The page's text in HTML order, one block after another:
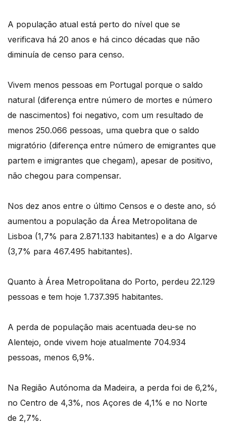
A população atual está perto do nível que se
verificava há 20 anos e há cinco décadas que não
diminuía de censo para censo.
Vivem menos pessoas em Portugal porque o saldo
natural (diferença entre número de mortes e número
de nascimentos) foi negativo, com um resultado de
menos 250.066 pessoas, uma quebra que o saldo
migratório (diferença entre número de emigrantes que
partem e imigrantes que chegam), apesar de positivo,
não chegou para compensar.
Nos dez anos entre o último Censos e o deste ano, só
aumentou a população da Área Metropolitana de
Lisboa (1,7% para 2.871.133 habitantes) e a do Algarve
(3,7% para 467.495 habitantes).
Quanto à Área Metropolitana do Porto, perdeu 22.129
pessoas e tem hoje 1.737.395 habitantes.
A perda de população mais acentuada deu-se no
Alentejo, onde vivem hoje atualmente 704.934
pessoas, menos 6,9%.
Na Região Autónoma da Madeira, a perda foi de 6,2%,
no Centro de 4,3%, nos Açores de 4,1% e no Norte
de 2,7%.